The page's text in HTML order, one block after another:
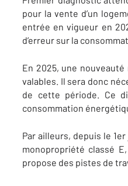
pour la vente d’un
entrée en vigueur en
d’erreur sur la
En 2025, une
valables. Il sera donc
de cette période. Ce
consommation
Par ailleurs, depuis le
monopropriété classé
propose des pistes de